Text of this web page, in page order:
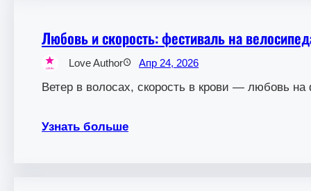
Любовь и скорость: фестиваль на
Love Author Апр 24, 2026
Ветер в волосах, скорость в крови — любовь
Узнать больше